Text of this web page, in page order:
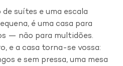
suítes e uma escala
é uma casa para
— não para multidões.
e a casa torna-se vossa:
e sem pressa, uma mesa